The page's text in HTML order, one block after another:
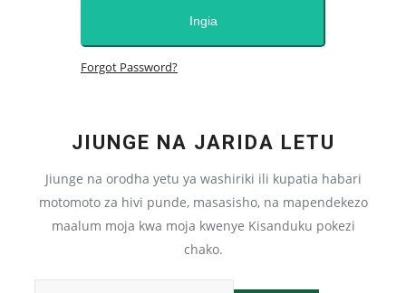
Mielekeo ya Nje ya Misri
Taarifa kuu
Utambulisho wa Kimisri
Ingia
Forgot Password?
JIUNGE NA JARIDA LETU
Jiunge na orodha yetu ya washiriki ili kupatia habari
motomoto za hivi punde, masasisho, na mapendekezo
maalum moja kwa moja kwenye Kisanduku pokezi
chako.